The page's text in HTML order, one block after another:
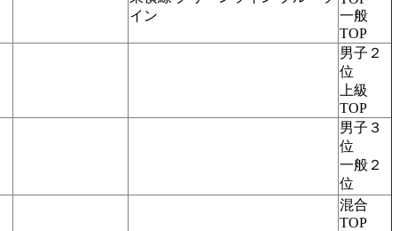
イン
一般
TOP
男子２
位
上級
TOP
男子３
位
一般２
位
混合
TOP